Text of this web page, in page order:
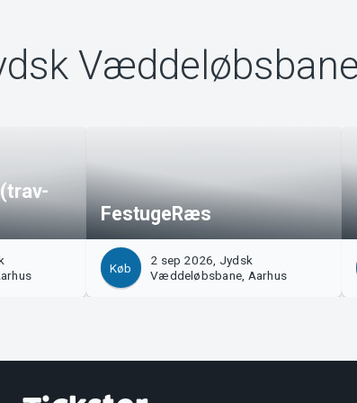
Væddeløbsbane
FestugeRæs
Køb
2 sep 2026, Jydsk
Væddeløbsbane, Aarhus